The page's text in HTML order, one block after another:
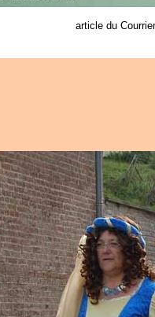
article du